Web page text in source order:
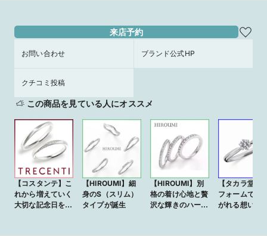
来店予約
お問い合わせ ブランド公式HP
クチコミ投稿
この商品を見ている人にオススメ
【コスタンテ】こ
れから増えていく
大切な記念日を祝
【HIROUMI】細
身のS（スリム）
タイプが誕生
【HIROUMI】別
格の着け心地と贅
沢な輝きのハーフ
【タカラ堂】
フォームで受
がれる想いと